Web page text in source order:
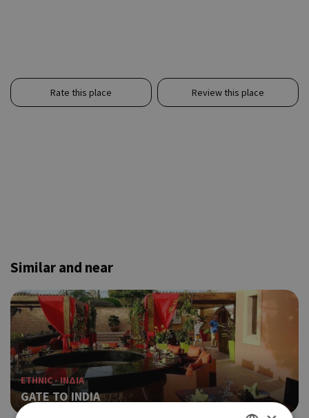
Rate this place Review this place
Similar and near
ETHNIC - ΙΝΔΙΑ
GATE TO INDIA